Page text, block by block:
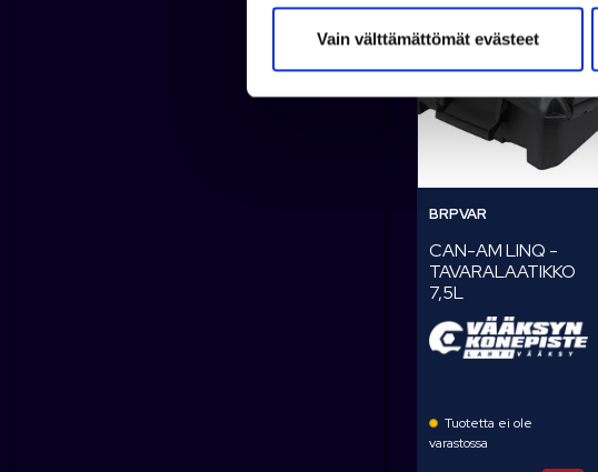
k
Vain välttämättömät evästeet
BRPVAR
CAN-AM LINQ -
TAVARALAATIKKO
7,5L
Tuotetta ei ole
varastossa